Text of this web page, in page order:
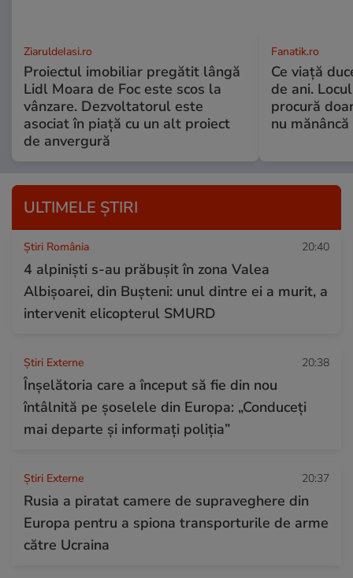
ZiaruldeIasi.ro
Proiectul imobiliar pregătit lângă
Lidl Moara de Foc este scos la
vânzare. Dezvoltatorul este
asociat în piață cu un alt proiect
de anvergură
Fanatik.ro
Ce viață
de ani.
procură
nu
ULTIMELE ȘTIRI
Știri România 20:40
4 alpiniști s-au prăbușit în zona Valea
Albișoarei, din Bușteni: unul dintre ei a murit, a
intervenit elicopterul SMURD
Știri Externe 20:38
Înșelătoria care a început să fie din nou
întâlnită pe șoselele din Europa: „Conduceți
mai departe și informați poliția”
Știri Externe 20:37
Rusia a piratat camere de supraveghere din
Europa pentru a spiona transporturile de arme
către Ucraina